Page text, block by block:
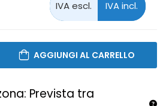
AGGIUNGI AL CARRELLO
Prevista tra